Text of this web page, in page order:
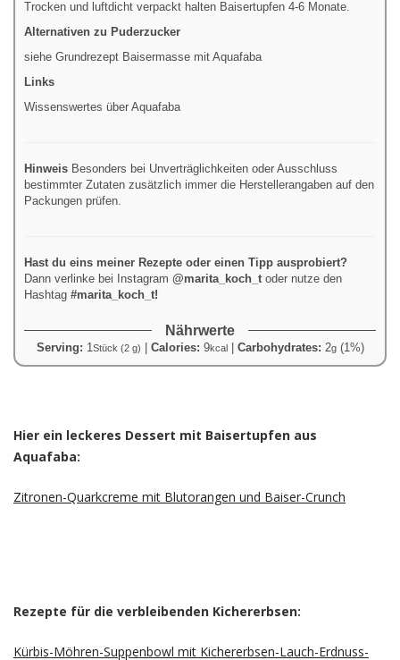
Trocken und luftdicht verpackt halten Baisertupfen 4-6 Monate.
Alternativen zu Puderzucker
siehe Grundrezept Baisermasse mit Aquafaba
Links
Wissenswertes über Aquafaba
Hinweis Besonders bei Unverträglichkeiten oder Ausschluss
bestimmter Zutaten zusätzlich immer die Herstellerangaben auf den
Packungen prüfen.
Hast du eins meiner Rezepte oder einen Tipp ausprobiert?
Dann verlinke bei Instagram @marita_koch_t oder nutze den
Hashtag #marita_koch_t!
Nährwerte
Serving: 1Stück (2 g) Calories: 9kcal| Carbohydrates: 2g(1%)
Hier ein leckeres Dessert mit Baisertupfen aus
Aquafaba:
Zitronen-Quarkcreme mit Blutorangen und Baiser-Crunch
Rezepte für die verbleibenden Kichererbsen:
Kürbis-Möhren-Suppenbowl mit Kichererbsen-Lauch-Erdnuss-